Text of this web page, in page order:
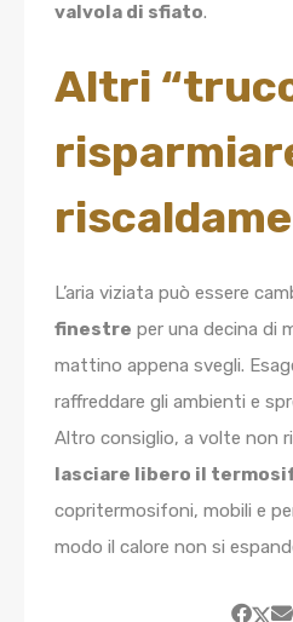
valvola di sfiato.
Altri
L’aria viziata può essere
finestre per una decina di
mattino appena svegli.
raffreddare gli ambienti e
Altro consiglio, a volte non
lasciare libero il
copritermosifoni, mobili e
modo il calore non si